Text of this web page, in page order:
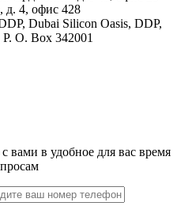
д. 4, офис 428
Dubai Silicon Oasis, DDP,
O. Box 342001
вами в удобное для вас время